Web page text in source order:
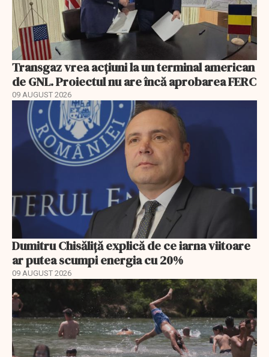
Transgaz vrea acțiuni la un terminal american
de GNL. Proiectul nu are încă aprobarea FERC
09 AUGUST 2026
Dumitru Chisăliță explică de ce iarna viitoare
ar putea scumpi energia cu 20%
09 AUGUST 2026